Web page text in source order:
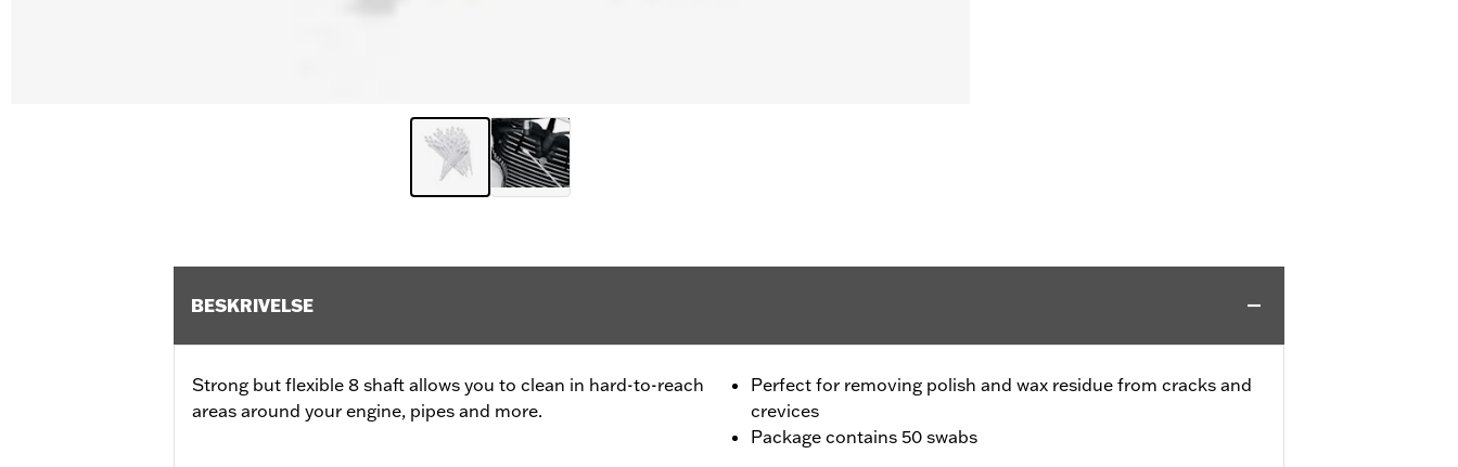
BESKRIVELSE
Strong but flexible 8 shaft allows you to clean in hard-to-reach
areas around your engine, pipes and more.
Perfect for removing polish and wax residue from cracks and
crevices
Package contains 50 swabs